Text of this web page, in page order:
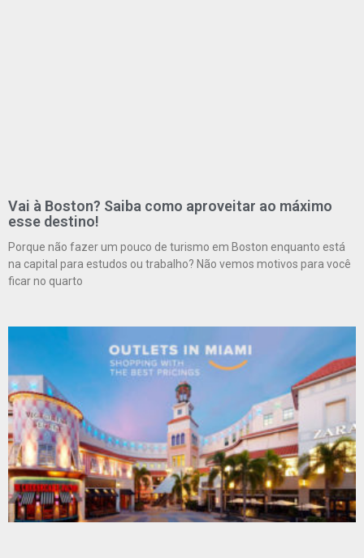
Vai à Boston? Saiba como aproveitar ao máximo
esse destino!
Porque não fazer um pouco de turismo em Boston enquanto está
na capital para estudos ou trabalho? Não vemos motivos para você
ficar no quarto